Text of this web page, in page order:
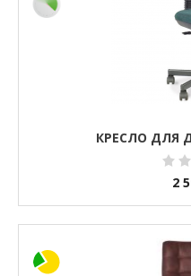
КРЕСЛО ДЛЯ
2